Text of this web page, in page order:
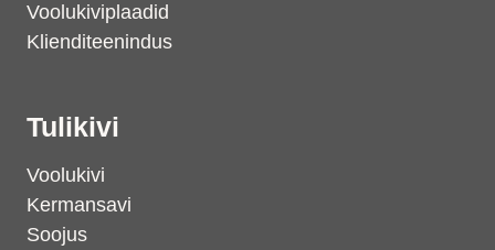
Voolukiviplaadid
Klienditeenindus
Tulikivi
Voolukivi
Kermansavi
Soojus